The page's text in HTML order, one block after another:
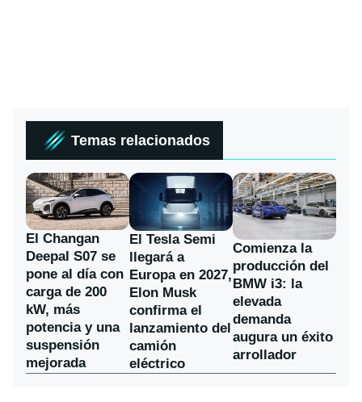
Temas relacionados
El Changan
Deepal S07 se
pone al día con
carga de 200
kW, más
potencia y una
suspensión
mejorada
El Tesla Semi
llegará a
Europa en 2027,
Elon Musk
confirma el
lanzamiento del
camión
eléctrico
Comienza la
producción del
BMW i3: la
elevada
demanda
augura un éxito
arrollador